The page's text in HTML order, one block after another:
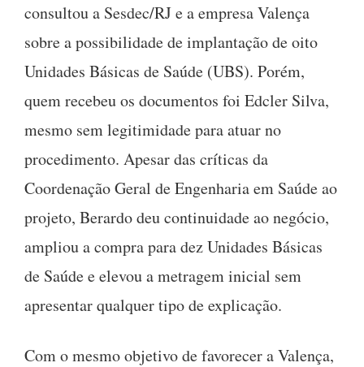
consultou a Sesdec/RJ e a empresa Valença
sobre a possibilidade de implantação de oito
Unidades Básicas de Saúde (UBS). Porém,
quem recebeu os documentos foi Edcler Silva,
mesmo sem legitimidade para atuar no
procedimento. Apesar das críticas da
Coordenação Geral de Engenharia em Saúde ao
projeto, Berardo deu continuidade ao negócio,
ampliou a compra para dez Unidades Básicas
de Saúde e elevou a metragem inicial sem
apresentar qualquer tipo de explicação.
Com o mesmo objetivo de favorecer a Valença,